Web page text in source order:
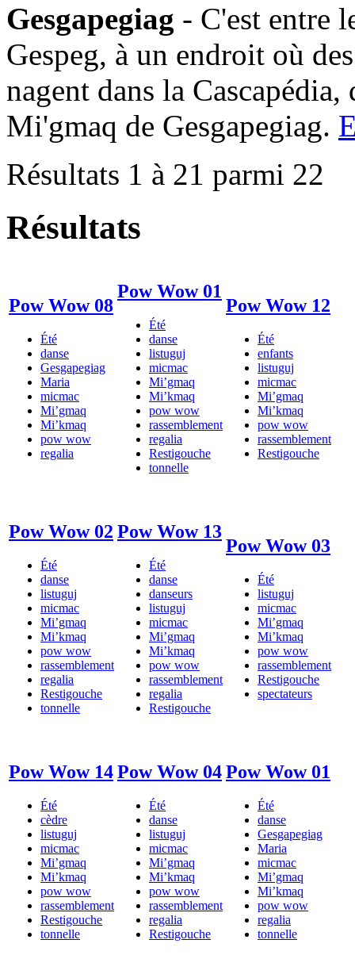
Gesgapegiag - C'est entre
Gespeg, à un endroit où
nagent dans la
Mi'gmaq de Gesgapegiag.
Résultats 1 à 21 parmi 22
Résultats
Pow Wow 08
Été
danse
Gesgapegiag
Maria
micmac
Mi’gmaq
Mi’kmaq
pow wow
regalia
Pow Wow 01
Été
danse
listuguj
micmac
Mi’gmaq
Mi’kmaq
pow wow
rassemblement
regalia
Restigouche
tonnelle
Pow Wow 12
Été
enfants
listuguj
micmac
Mi’gmaq
Mi’kmaq
pow wow
rassemblement
Restigouche
Pow Wow 02
Été
danse
listuguj
micmac
Mi’gmaq
Mi’kmaq
pow wow
rassemblement
regalia
Restigouche
tonnelle
Pow Wow 13
Été
danse
danseurs
listuguj
micmac
Mi’gmaq
Mi’kmaq
pow wow
rassemblement
regalia
Restigouche
Pow Wow 03
Été
listuguj
micmac
Mi’gmaq
Mi’kmaq
pow wow
rassemblement
Restigouche
spectateurs
Pow Wow 14
Été
cèdre
listuguj
micmac
Mi’gmaq
Mi’kmaq
pow wow
rassemblement
Restigouche
tonnelle
Pow Wow 04
Été
danse
listuguj
micmac
Mi’gmaq
Mi’kmaq
pow wow
rassemblement
regalia
Restigouche
Pow Wow 01
Été
danse
Gesgapegiag
Maria
micmac
Mi’gmaq
Mi’kmaq
pow wow
regalia
tonnelle